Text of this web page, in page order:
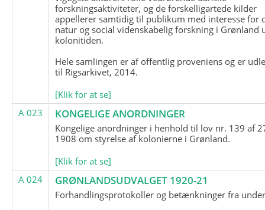
forskningsaktiviteter, og de forskelligartede kilder
appellerer samtidig til publikum med interesse for
natur og social videnskabelig forskning i Grønland
kolonitiden.
Hele samlingen er af offentlig proveniens og er
til Rigsarkivet, 2014.
[Klik for at se]
A 023
KONGELIGE ANORDNINGER
Kongelige anordninger i henhold til lov nr. 139 af
1908 om styrelse af kolonierne i Grønland.
[Klik for at se]
A 024
GRØNLANDSUDVALGET 1920-21
Forhandlingsprotokoller og betænkninger fra